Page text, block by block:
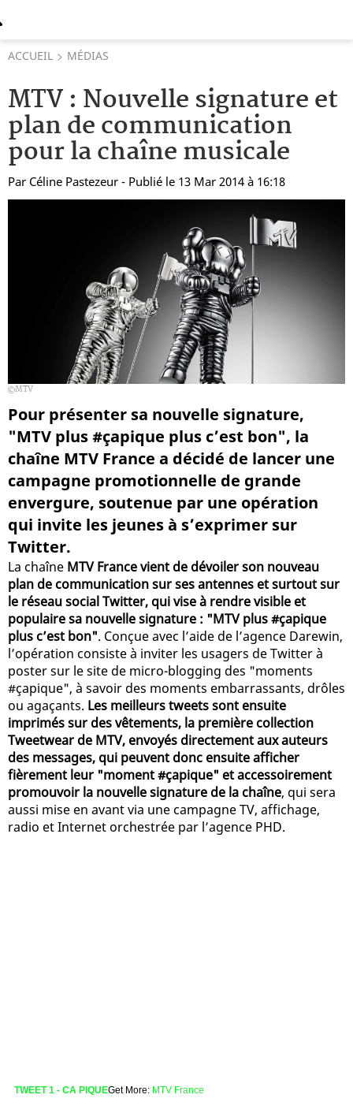
ACCUEIL MÉDIAS
MTV : Nouvelle signature et
plan de communication
pour la chaîne musicale
Par Céline Pastezeur - Publié le 13 Mar 2014 à 16:18
MTV
Pour présenter sa nouvelle signature,
"MTV plus #çapique plus c’est bon", la
chaîne MTV France a décidé de lancer une
campagne promotionnelle de grande
envergure, soutenue par une opération
qui invite les jeunes à s’exprimer sur
Twitter.
La chaîne MTV France vient de dévoiler son nouveau
plan de communication sur ses antennes et surtout sur
le réseau social Twitter, qui vise à rendre visible et
populaire sa nouvelle signature : "MTV plus #çapique
plus c’est bon". Conçue avec l’aide de l’agence Darewin,
l’opération consiste à inviter les usagers de Twitter à
poster sur le site de micro-blogging des "moments
#çapique", à savoir des moments embarrassants, drôles
ou agaçants. Les meilleurs tweets sont ensuite
imprimés sur des vêtements, la première collection
Tweetwear de MTV, envoyés directement aux auteurs
des messages, qui peuvent donc ensuite afficher
fièrement leur "moment #çapique" et accessoirement
promouvoir la nouvelle signature de la chaîne, qui sera
aussi mise en avant via une campagne TV, affichage,
radio et Internet orchestrée par l’agence PHD.
TWEET 1 - CA PIQUEGet More: MTV France